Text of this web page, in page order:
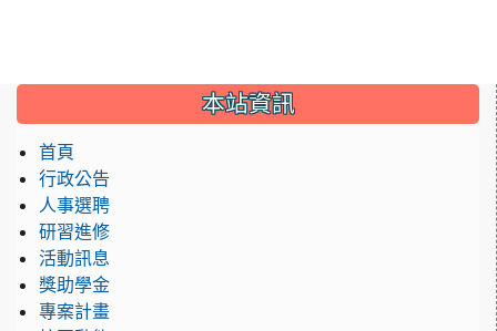
::: 本站資訊
首頁
行政公告
人事選聘
研習進修
活動訊息
獎助學金
專案計畫